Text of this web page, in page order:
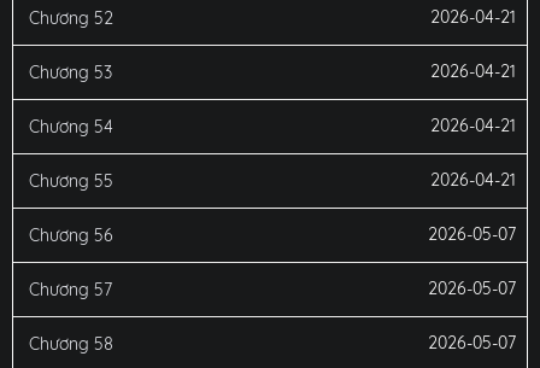
Chương 52 2026-04-21
Chương 53 2026-04-21
Chương 54 2026-04-21
Chương 55 2026-04-21
Chương 56 2026-05-07
Chương 57 2026-05-07
Chương 58 2026-05-07